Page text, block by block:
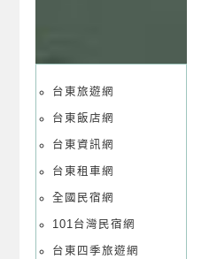
台東旅遊網
台東飯店網
台東資訊網
台東租車網
全國民宿網
101台灣民宿網
台東四季旅遊網